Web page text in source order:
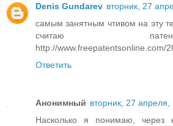
Denis Gundarev вторник, 27
самым занятным чтивом на эту
считаю
http://www.freepatentsonline.com/
Ответить
Анонимный вторник, 27 апреля,
Насколько я понимаю, через